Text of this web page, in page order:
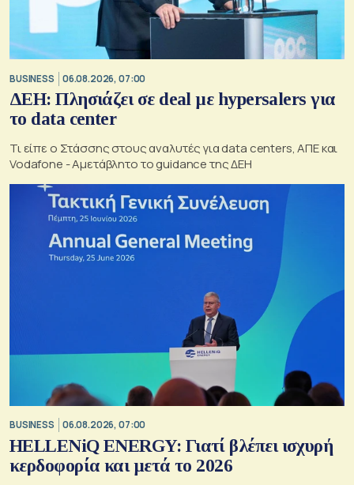
BUSINESS 06.08.2026, 07:00
ΔΕΗ: Πλησιάζει σε deal με hypersalers για
το data center
Τι είπε ο Στάσσης στους αναλυτές για data centers, ΑΠΕ και
Vodafone - Αμετάβλητο το guidance της ΔΕΗ
BUSINESS 06.08.2026, 07:00
HELLENiQ ENERGY: Γιατί βλέπει ισχυρή
κερδοφορία και μετά το 2026